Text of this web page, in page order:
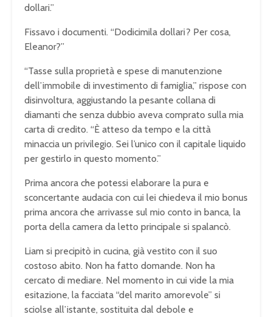
dollari.”
Fissavo i documenti. “Dodicimila dollari? Per cosa,
Eleanor?”
“Tasse sulla proprietà e spese di manutenzione
dell’immobile di investimento di famiglia,” rispose con
disinvoltura, aggiustando la pesante collana di
diamanti che senza dubbio aveva comprato sulla mia
carta di credito. “È atteso da tempo e la città
minaccia un privilegio. Sei l’unico con il capitale liquido
per gestirlo in questo momento.”
Prima ancora che potessi elaborare la pura e
sconcertante audacia con cui lei chiedeva il mio bonus
prima ancora che arrivasse sul mio conto in banca, la
porta della camera da letto principale si spalancò.
Liam si precipitò in cucina, già vestito con il suo
costoso abito. Non ha fatto domande. Non ha
cercato di mediare. Nel momento in cui vide la mia
esitazione, la facciata “del marito amorevole” si
sciolse all’istante, sostituita dal debole e